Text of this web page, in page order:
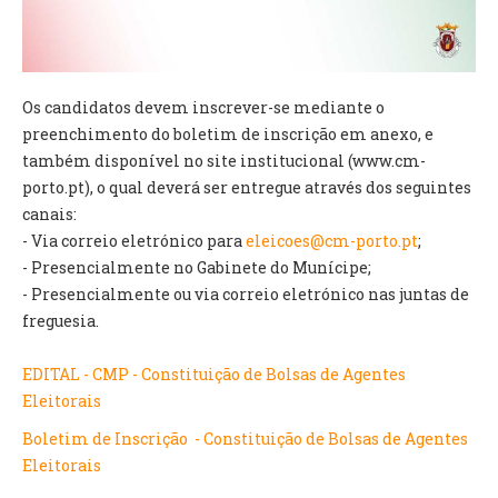
CONSTITUIÇÃO
PRESIDENTE
EXECUTIVO E PELOUROS
ASSEMBLEIA DE FREGUESIA
GRAVAÇÕES DAS REUNIÕES PÚBLICAS DO EXECUTIVO
ATAS E DOCUMENTOS DA ASSEMBLEIA
EDITAIS
PLANO E ORÇAMENTO
RELATÓRIO E CONTAS
Os candidatos devem inscrever-se mediante o
preenchimento do boletim de inscrição em anexo, e
também disponível no site institucional (www.cm-
porto.pt), o qual deverá ser entregue através dos seguintes
canais:
- Via correio eletrónico paraeleicoes@cm-porto.pt;
- Presencialmente no Gabinete do Munícipe;
- Presencialmente ou via correio eletrónico nas juntas de
freguesia.
EDITAL - CMP - Constituição de Bolsas de Agentes
Eleitorais
Boletim de Inscrição - Constituição de Bolsas de Agentes
Eleitorais